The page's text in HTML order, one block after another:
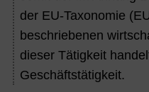
der EU-Taxonomie
beschriebenen
dieser Tätigkeit
Geschäftstätigkeit.